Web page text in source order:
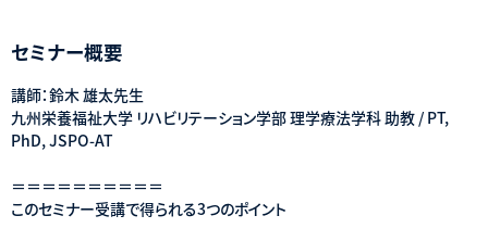
セミナー概要
講師：鈴木 雄太先生
九州栄養福祉大学 リハビリテーション学部 理学療法学科 助教 / PT,
PhD, JSPO-AT
＝＝＝＝＝＝＝＝＝＝
このセミナー受講で得られる3つのポイント